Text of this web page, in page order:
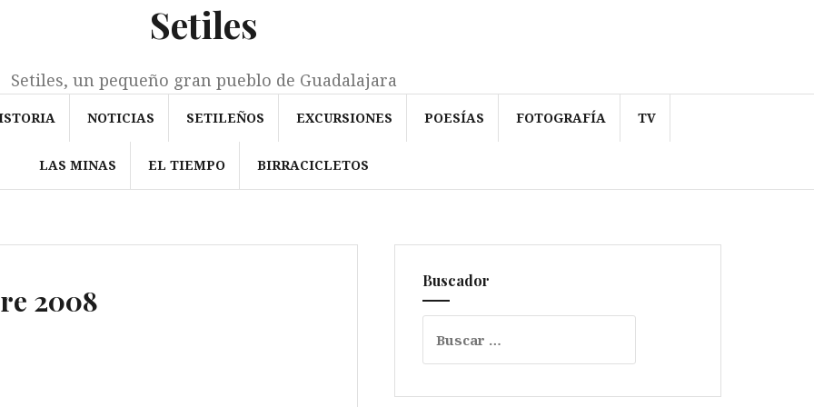
Setiles
Setiles, un pequeño gran pueblo de Guadalajara
NOTICIAS SETILEÑOS EXCURSIONES POESÍAS FOTOGRAFÍA TV
LAS MINAS EL TIEMPO BIRRACICLETOS
2008
Buscador